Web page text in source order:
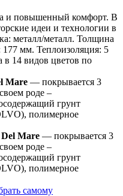
и повышенный комфорт. В
идеи и технологии в
металл/металл. Толщина
мм. Теплоизоляция: 5
в 14 видов цветов по
Mare — покрывается 3
роде –
грунт
полимерное
Mare — покрывается 3
роде –
грунт
полимерное
самому